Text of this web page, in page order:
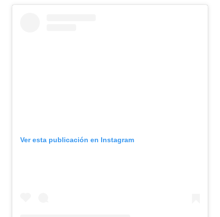
Ver esta publicación en Instagram